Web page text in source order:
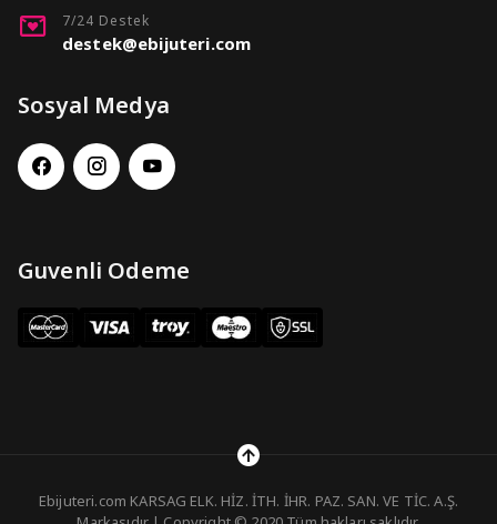
7/24 Destek
destek@ebijuteri.com
Sosyal Medya
Guvenli Odeme
Ebijuteri.com KARSAG ELK. HİZ. İTH. İHR. PAZ. SAN. VE TİC. A.Ş.